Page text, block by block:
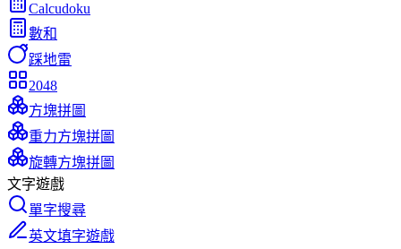
Calcudoku
數和
踩地雷
2048
方塊拼圖
重力方塊拼圖
旋轉方塊拼圖
文字遊戲
單字搜尋
英文填字遊戲